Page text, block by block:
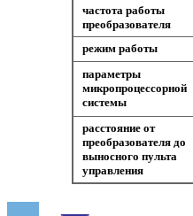
частота работы
преобразователя
режим работы
параметры
микропроцессорной
системы
расстояние от
преобразователя до
выносного пульта
управления